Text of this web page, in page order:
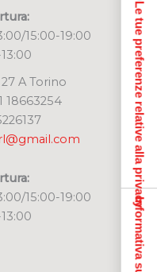
15:00-19:00
A Torino
18663254
15:00-19:00
Le tue preferenze relative alla privacy